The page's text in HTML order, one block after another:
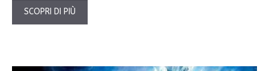
SCOPRI DI PIÙ